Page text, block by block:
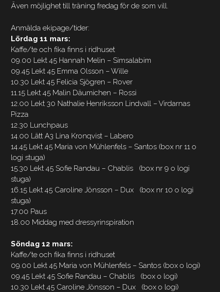
Även möjlighet till träning fredag för de som vill.
Anmälda ekipage/tider:
Lördag 11 mars:
Kaffe/te och fika finns i ridhuset
09.00 Lekt 45 Hannah Melin – Simsalabim
09.45 Lekt 45 Emma Olsson – Wille
10.30 Lekt 45 Felicia Sjögren – Rover
11.15 Lekt 45 Malin Däumichen – Rossi
12.00 Lekt 30 Nathalie Henriksson Lindvall – Virdarnas
Pizza
12.30 Lunchpaus
14.00 Lätt A3 Lina Kronqvist – Labero
14.45 Lekt 45 Maria von Mühlenfels – Santos (box nr 11 o
logi stuga)
15.30 Lekt 45 Sofie Randau – Chablis (box nr 9 o logi
stuga)
16.15 Lekt 45 Caroline Jönsson – Dux (box nr 10 o logi
stuga)
17.00 Paus
18.00 Middag med dressyrinspiration
Söndag 12 mars:
Kaffe/te och fika finns i ridhuset
09.00 Lekt 45 Maria von Mühlenfels – Santos (box o logi)
09.45 Lekt 45 Sofie Randau – Chablis (box o logi)
10.30 Lekt 45 Caroline Jönsson – Dux (box o logi)